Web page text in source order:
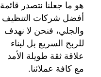
هو ما جعلنا نتصدر قائمة
أفضل شركات التنظيف
والجلي، فنحن لا نهدف
للربح السريع بل لبناء
علاقة ثقة طويلة الأمد
مع كافة عملائنا.